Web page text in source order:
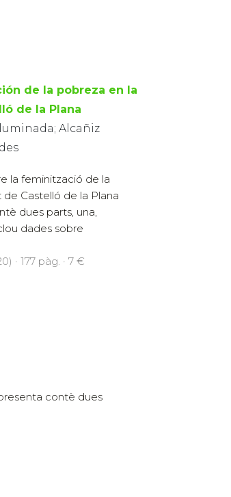
de la pobreza en la
de la Plana
Alcañiz
la feminització de la
Castelló de la Plana
dues parts, una,
dades sobre
· 177 pàg. · 7 €
contè dues